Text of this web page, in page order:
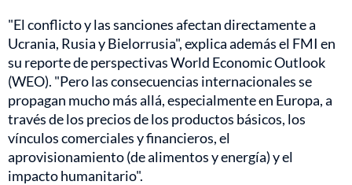
"El conflicto y las sanciones afectan directamente a
Ucrania, Rusia y Bielorrusia", explica además el FMI en
su reporte de perspectivas World Economic Outlook
(WEO). "Pero las consecuencias internacionales se
propagan mucho más allá, especialmente en Europa, a
través de los precios de los productos básicos, los
vínculos comerciales y financieros, el
aprovisionamiento (de alimentos y energía) y el
impacto humanitario".